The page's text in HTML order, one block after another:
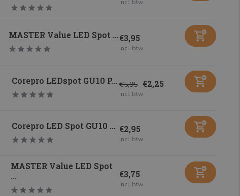
Incl. btw
MASTER Value LED Spot ...€3,95
Incl. btw
Corepro LEDspot GU10 P... €5,95 €2,25
Incl. btw
Corepro LED Spot GU10 ... €2,95
Incl. btw
MASTER Value LED Spot
...
€3,75
Incl. btw